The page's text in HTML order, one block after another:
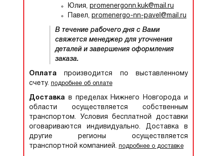
Юлия, promenergonn.kuk@mail.ru
Павел, promenergo-nn-pavel@mail.ru
В течение рабочего дня с Вами
свяжется менеджер для уточнения
деталей и завершения оформления
заказа.
Оплатапроизводится по выставленному
счету. подробнее об оплате
Доставкав пределах Нижнего Новгорода и
области осуществляется собственным
транспортом. Условия бесплатной доставки
оговариваются индивидуально. Доставка в
другие регионы осуществляется
транспортной компанией. подробнее о доставке